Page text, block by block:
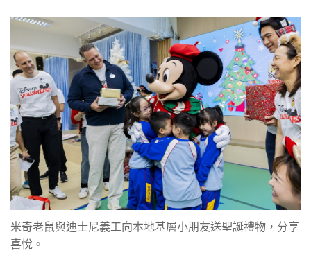
米奇老鼠與迪士尼義工向本地基層小朋友送聖誕禮物，分享
喜悅。